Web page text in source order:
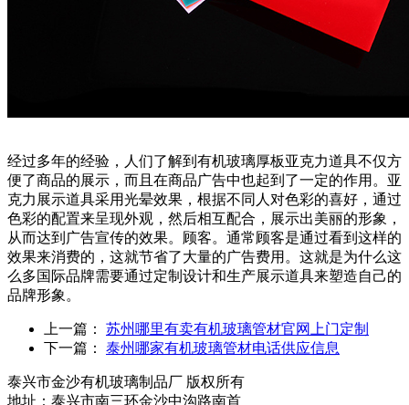
经过多年的经验，人们了解到有机玻璃厚板亚克力道具不仅方
便了商品的展示，而且在商品广告中也起到了一定的作用。亚
克力展示道具采用光晕效果，根据不同人对色彩的喜好，通过
色彩的配置来呈现外观，然后相互配合，展示出美丽的形象，
从而达到广告宣传的效果。顾客。通常顾客是通过看到这样的
效果来消费的，这就节省了大量的广告费用。这就是为什么这
么多国际品牌需要通过定制设计和生产展示道具来塑造自己的
品牌形象。
上一篇：
苏州哪里有卖有机玻璃管材官网上门定制
下一篇：
泰州哪家有机玻璃管材电话供应信息
泰兴市金沙有机玻璃制品厂 版权所有
地址：泰兴市南三环金沙中沟路南首